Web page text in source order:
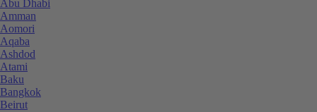
Abu Dhabi
Amman
Aomori
Aqaba
Ashdod
Atami
Baku
Bangkok
Beirut